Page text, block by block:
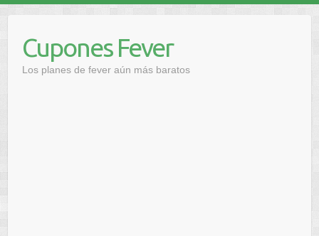
contenidoCupones Fever
Los planes de fever aún más baratos